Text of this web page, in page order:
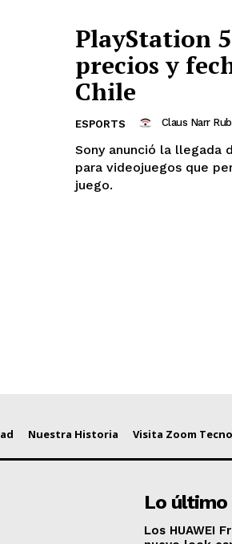
PlayStation
precios y
Chile
ESPORTS Claus Narr
Sony anunció la llegada
para videojuegos que
juego.
Nuestra Historia Visita Zoom
Lo último
Los HUAWEI